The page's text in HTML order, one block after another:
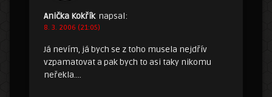
Anička Kokřík napsal:
8. 3. 2006 (21:05)
Já nevím, já bych se z toho musela nejdřív
vzpamatovat a pak bych to asi taky nikomu
neřekla….